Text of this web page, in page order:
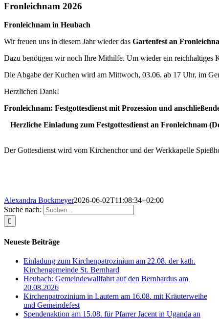
Fronleichnam 2026
Fronleichnam in Heubach
Wir freuen uns in diesem Jahr wieder das Gartenfest an
Dazu benötigen wir noch Ihre Mithilfe. Um wieder ein reichhaltiges
Die Abgabe der Kuchen wird am Mittwoch, 03.06. ab 17 Uhr, im
Herzlichen Dank!
Fronleichnam: Festgottesdienst mit Prozession und
Herzliche Einladung zum Festgottesdienst an Fronleichnam
Der Gottesdienst wird vom Kirchenchor und der Werkkapelle
Alexandra Bockmeyer2026-06-02T11:08:34+02:00
Suche nach:
Neueste Beiträge
Einladung zum Kirchenpatrozinium am 22.08. der kath.
Kirchengemeinde St. Bernhard
Heubach: Gemeindewallfahrt auf den Bernhardus am
20.08.2026
Kirchenpatrozinium in Lautern am 16.08. mit Kräuterweihe
und Gemeindefest
Spendenaktion am 15.08. für Pfarrer Jacent in Uganda an